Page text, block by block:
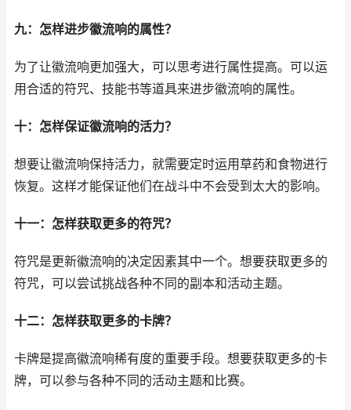
九：怎样进步徽流响的属性？
为了让徽流响更加强大，可以思考进行属性提高。可以运
用合适的符咒、技能书等道具来进步徽流响的属性。
十：怎样保证徽流响的活力？
想要让徽流响保持活力，就需要定时运用草药和食物进行
恢复。这样才能保证他们在战斗中不会受到太大的影响。
十一：怎样获取更多的符咒？
符咒是更新徽流响的决定因素其中一个。想要获取更多的
符咒，可以尝试挑战各种不同的副本和活动主题。
十二：怎样获取更多的卡牌？
卡牌是提高徽流响稀有度的重要手段。想要获取更多的卡
牌，可以参与各种不同的活动主题和比赛。